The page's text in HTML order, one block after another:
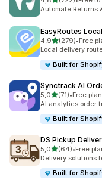
Celkový počet
Automate Returns
EasyRoutes
4,9z 5 hvězd
(279)
Celkový počet
•Free
Local delivery
Built for
Synctrack AI
5,0z 5 hvězd
(71)
Celkový počet
•Free
AI analytics order
Built for
DS Pickup
5,0z 5 hvězd
(64)
Celkový počet
•Free
Delivery solutions
Built for